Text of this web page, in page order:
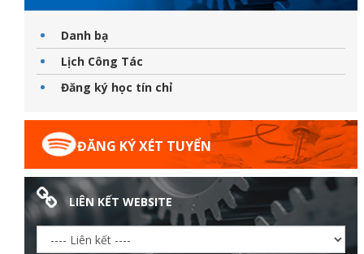
Danh bạ
Lịch Công Tác
Đăng ký học tín chỉ
ĐĂNG KÝ XÉT TUYỂN
LIÊN KẾT WEBSITE